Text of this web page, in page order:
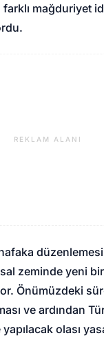
mağduriyet
REKLAM ALANI
zeminde yeni
Önümüzdeki
ve ardından
olası